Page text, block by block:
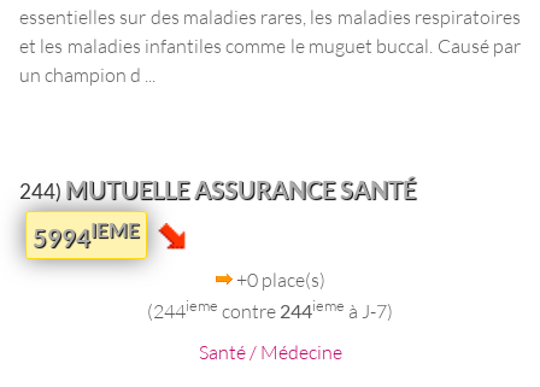
essentielles sur des maladies rares, les maladies respiratoires
et les maladies infantiles comme le muguet buccal. Causé par
un champion d ...
244) MUTUELLE ASSURANCE SANTÉ
5994IEME
+0 place(s)
(244ieme contre 244ieme à J-7)
Santé / Médecine